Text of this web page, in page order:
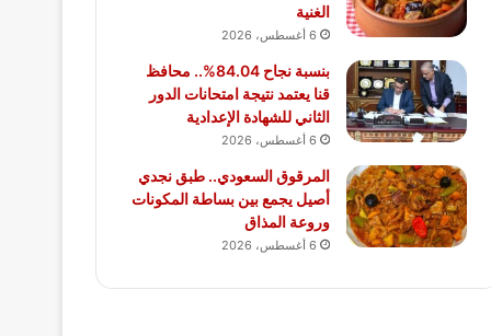
الغنية
6 أغسطس، 2026
بنسبة نجاح 84.04%.. محافظ
قنا يعتمد نتيجة امتحانات الدور
الثاني للشهادة الإعدادية
6 أغسطس، 2026
المرقوق السعودي.. طبق نجدي
أصيل يجمع بين بساطة المكونات
وروعة المذاق
6 أغسطس، 2026